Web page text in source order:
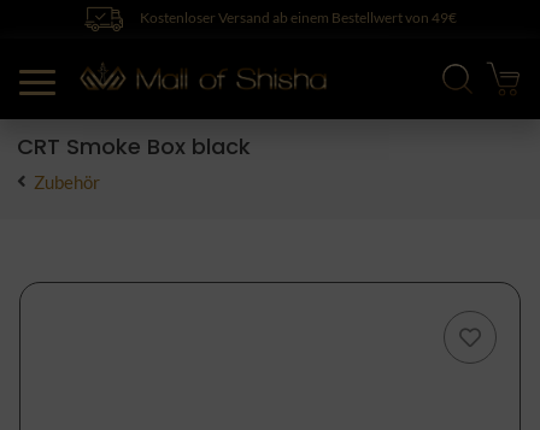
Kostenloser Versand ab einem Bestellwert von 49€
CRT Smoke Box black
Zubehör